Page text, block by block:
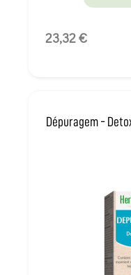
23,32 €
Dépuragem -